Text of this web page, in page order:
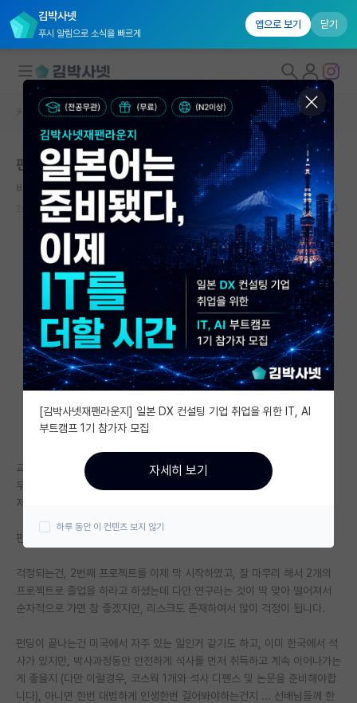
김박사넷
푸시 알림으로 소식을 빠르게
앱으로 보기 닫기
대학원생 모집
국내대학원 정보
연구실&오픈랩
커뮤니티
커뮤니티 홈
전체글보기
베스트 게시판
IF 명예의전당
자유 게시판(아무개랩)
미국 유학 게시판
미국 대학원 합격 후기 게시판
대학원생 모집 게시판
연구실(PI) 홍보 게시판
석박사 채용 정보 게시판
임용 정보 게시판
학부 인턴 게시판
취업 게시판
커뮤니티 홈 미국 유학 게시판
펀딩 문제
비관적인 정약용
2026.04.20 6 2224
교수님께서 펀딩이 4년만 가능하다고 하십니다.
무슨 이유인지는 모르겠지만… 아무래도 긍정적인 것은 아닌 듯합니다.
저는 6학기를 마쳤고, 프로젝트는 1개만 마무리하였습니다.
펀딩 상황 때문이신지, 4년이 되면 졸업을 하라고 하셨습니다.
걱정되는건, 2번째 프로젝트를 이제 막 시작하였고, 잘 마무리 해서 2개의
프로젝트로 졸업을 하라고 하셨는데 다만 연구라는 것이 딱 맞아 떨어져서
순차적으로 가면 참 좋겠지만, 리스크도 존재하여서 많이 걱정이 됩니다.
펀딩이 끝나는건 미국에서 자주 있는 일인거 같기도 하고, 이미 한국에서 석
사가 있지만, 박사과정동안 안전하게 석사를 먼저 취득하고 계속 이어나가는
게 좋을지 (다만 이럴경우, 코스웍 1개와 석사 디펜스 및 논문을 준비해야합
니다), 아니면 한번 대범하게 인생한번 걸어봐야하는건지 ... 선배님들께 한
[김박사넷재팬라운지] 일본 DX 컨설팅 기업 취업을 위한 IT, AI
부트캠프 1기 참가자 모집
자세히 보기
하루 동안 이 컨텐츠 보지 않기